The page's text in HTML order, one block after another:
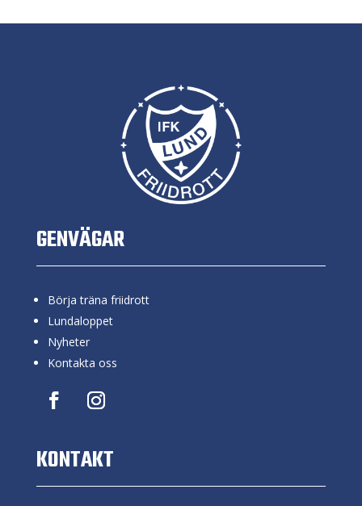
GENVÄGAR
Börja träna friidrott
Lundaloppet
Nyheter
Kontakta oss
KONTAKT